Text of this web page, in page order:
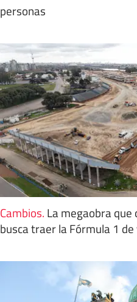
personas
Cambios. La megaobra
busca traer la Fórmula 1